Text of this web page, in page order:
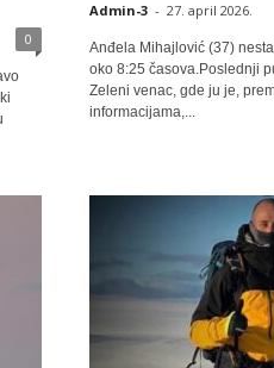
0
Admin-3 - 27. april 2026.
Anđela Mihajlović (37)
oko 8:25 časova.Poslednji
Zeleni venac, gde ju je,
informacijama,...